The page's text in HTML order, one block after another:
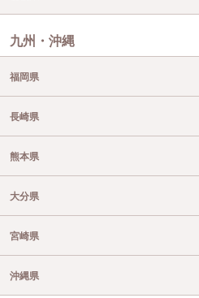
九州・沖縄
福岡県
長崎県
熊本県
大分県
宮崎県
沖縄県